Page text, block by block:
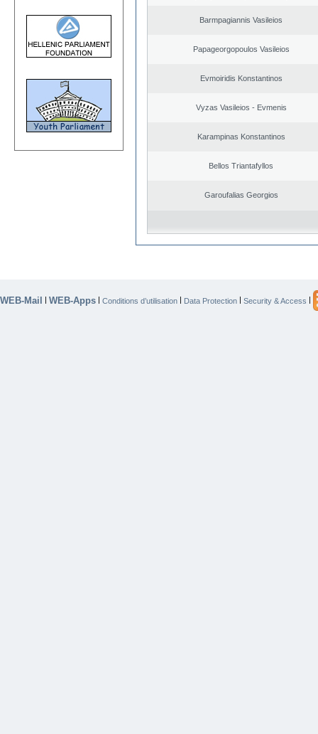
Barmpagiannis Vasileios
Papageorgopoulos Vasileios
Evmoiridis Konstantinos
Vyzas Vasileios - Evmenis
Karampinas Konstantinos
Bellos Triantafyllos
Garoufalias Georgios
WEB-Mail | WEB-Apps | Conditions d’utilisation | Data Protection | Security & Access |